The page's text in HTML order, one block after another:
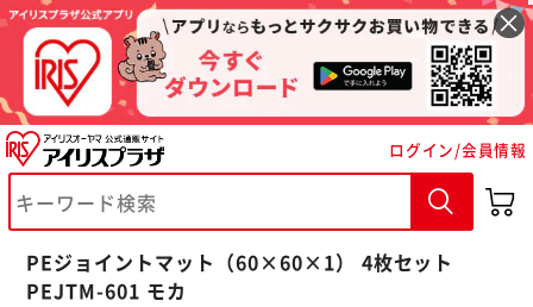
ログイン/会員情報
PEジョイントマット（60×60×1） 4枚セット
PEJTM-601 モカ